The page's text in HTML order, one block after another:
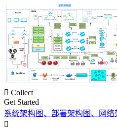
 Collect
Get Started
系统架构图、部署架构图、网
